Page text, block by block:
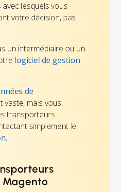
lesquels vous
votre décision, pas
un intermédiaire ou un
logiciel de gestion
de
vaste, mais vous
transporteurs
simplement le